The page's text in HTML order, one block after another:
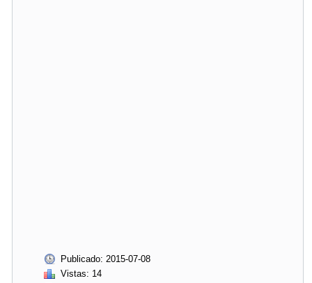
Publicado: 2015-07-08
Vistas: 14